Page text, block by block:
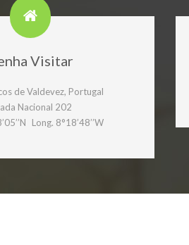
Visitar
de Valdevez, Portugal
Nacional 202
Long. 8°18’48’’W